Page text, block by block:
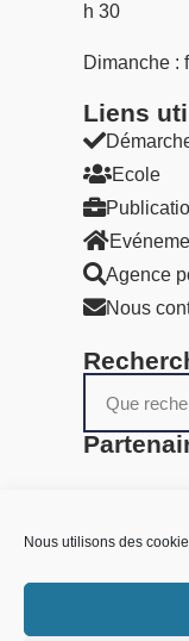
Nous utilisons des
h 30
Dimanche :
Liens
Ecole
Agence
Nous